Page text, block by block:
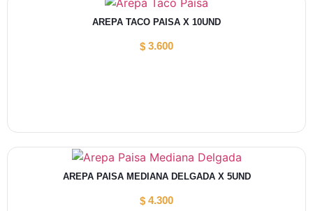
AREPA TACO PAISA X 10UND
$ 3.600
AREPA PAISA MEDIANA DELGADA X 5UND
$ 4.300